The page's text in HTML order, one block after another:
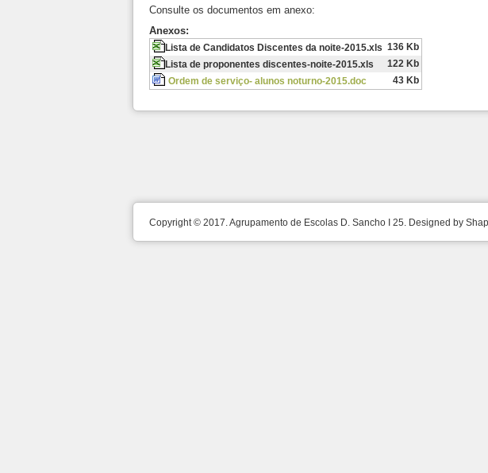
Consulte os documentos em anexo:
Anexos:
Lista de Candidatos Discentes da noite-2015.xls 136 Kb
Lista de proponentes discentes-noite-2015.xls
122 Kb
Ordem de serviço- alunos noturno-2015.doc
43 Kb
Copyright © 2017. Agrupamento de Escolas D. Sancho I 25. Designed by